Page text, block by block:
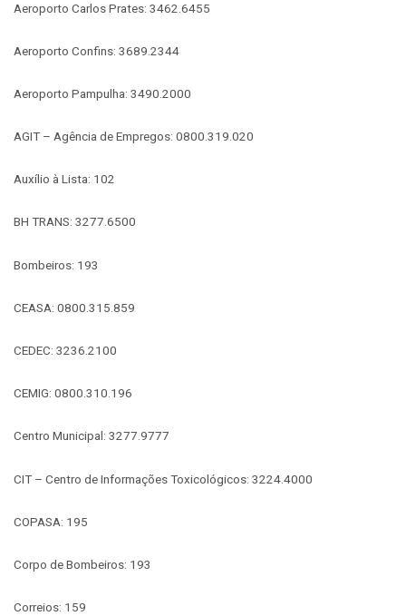
Aeroporto Carlos Prates: 3462.6455
Aeroporto Confins: 3689.2344
Aeroporto Pampulha: 3490.2000
AGIT – Agência de Empregos: 0800.319.020
Auxílio à Lista: 102
BH TRANS: 3277.6500
Bombeiros: 193
CEASA: 0800.315.859
CEDEC: 3236.2100
CEMIG: 0800.310.196
Centro Municipal: 3277.9777
CIT – Centro de Informações Toxicológicos: 3224.4000
COPASA: 195
Corpo de Bombeiros: 193
Correios: 159